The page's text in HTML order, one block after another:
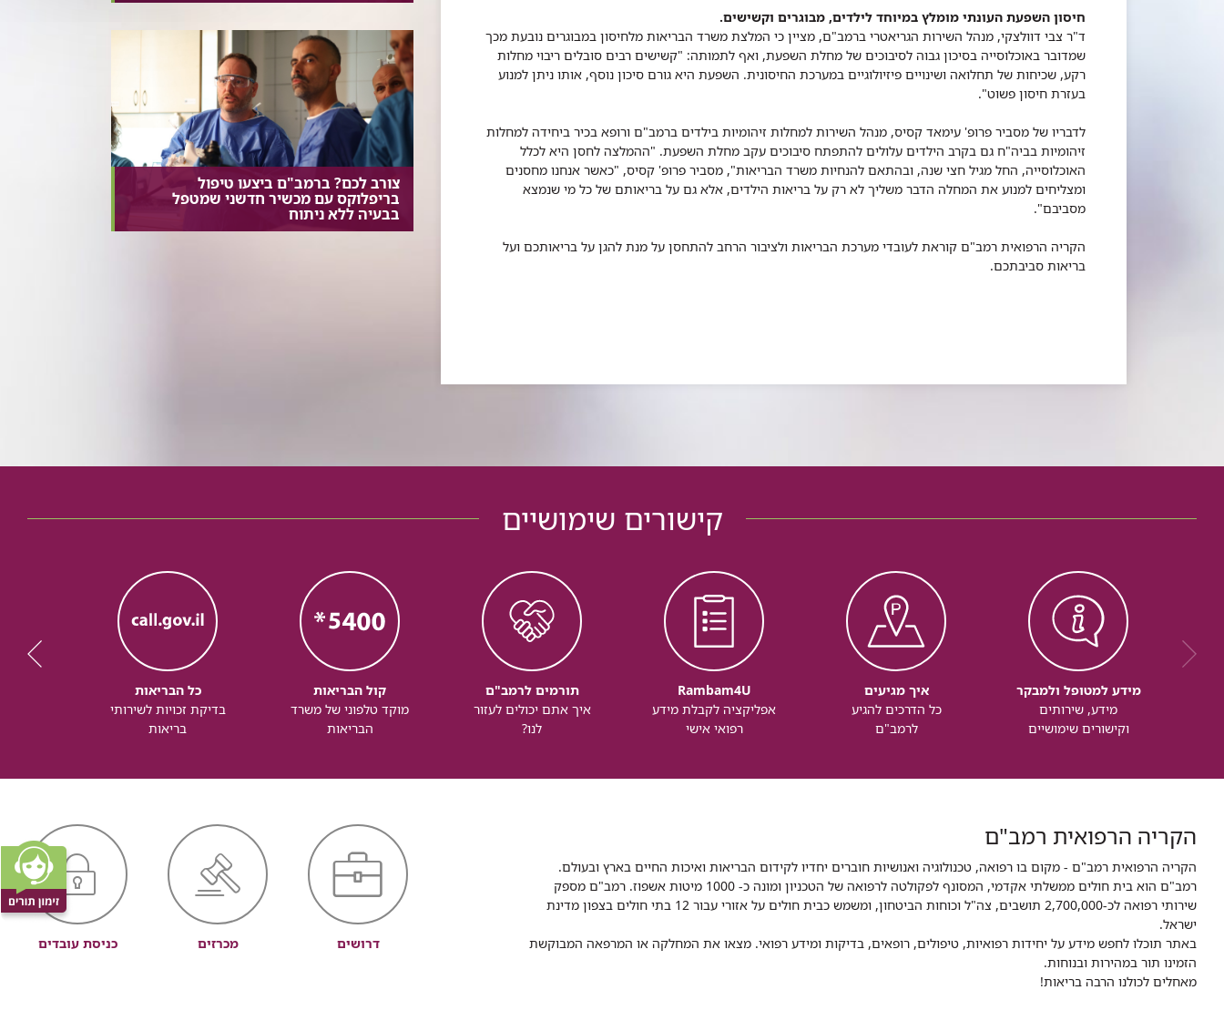
חיסון השפעת העונתי מומלץ במיוחד לילדים, מבוגרים וקשישים.
ד"ר צבי דוולצקי, מנהל השירות הגריאטרי ברמב"ם, מציין כי המלצת משרד הבריאות מלחיסון במבוגרים נובעת מכך
שמדובר באוכלוסייה בסיכון גבוה לסיבוכים של מחלת השפעת, ואף לתמותה: "קשישים רבים סובלים ריבוי מחלות
רקע, שכיחות של תחלואה ושינויים פיזיולוגיים במערכת החיסונית. השפעת היא גורם סיכון נוסף, אותו ניתן למנוע
בעזרת חיסון פשוט".
לדבריו של מסביר פרופ' עימאד קסיס, מנהל השירות למחלות זיהומיות בילדים ברמב"ם ורופא בכיר ביחידה למחלות
זיהומיות בביה"ח גם בקרב הילדים עלולים להתפתח סיבוכים עקב מחלת השפעת. "ההמלצה לחסן היא לכלל
האוכלוסייה, החל מגיל חצי שנה, ובהתאם להנחיות משרד הבריאות", מסביר פרופ' קסיס, "כאשר אנחנו מחסנים
ומצליחים למנוע את המחלה הדבר משליך לא רק על בריאות הילדים, אלא גם על בריאותם של כל מי שנמצא
מסביבם".
הקריה הרפואית רמב"ם קוראת לעובדי מערכת הבריאות ולציבור הרחב להתחסן על מנת להגן על בריאותכם ועל
בריאות סביבתכם.
צורב לכם? ברמב"ם ביצעו טיפול
בריפלוקס עם מכשיר חדשני שמטפל
בבעיה ללא ניתוח
קישורים שימושיים
מידע למטופל ולמבקר
מידע, שירותים
וקישורים שימושיים
איך מגיעים
כל הדרכים להגיע
לרמב"ם
Rambam4U
אפליקציה לקבלת מידע
רפואי אישי
תורמים לרמב"ם
איך אתם יכולים לעזור
לנו?
קול הבריאות
מוקד טלפוני של משרד
הבריאות
כל הבריאות
בדיקת זכויות לשירותי
בריאות
הקריה הרפואית רמב"ם
הקריה הרפואית רמב"ם - מקום בו רפואה, טכנולוגיה ואנושיות חוברים יחדיו לקידום הבריאות ואיכות החיים בארץ ובעולם.
רמב"ם הוא בית חולים ממשלתי אקדמי, המסונף לפקולטה לרפואה של הטכניון ומונה כ- 1000 מיטות אשפוז. רמב"ם מספק
שירותי רפואה לכ-2,700,000 תושבים, צה"ל וכוחות הביטחון, ומשמש כבית חולים על אזורי עבור 12 בתי חולים בצפון מדינת
ישראל.
באתר תוכלו לחפש מידע על יחידות רפואיות, טיפולים, רופאים, בדיקות ומידע רפואי. מצאו את המחלקה או המרפאה המבוקשת
הזמינו תור במהירות ובנוחות.
מאחלים לכולנו הרבה בריאות!
דרושים מכרזים כניסת עובדים